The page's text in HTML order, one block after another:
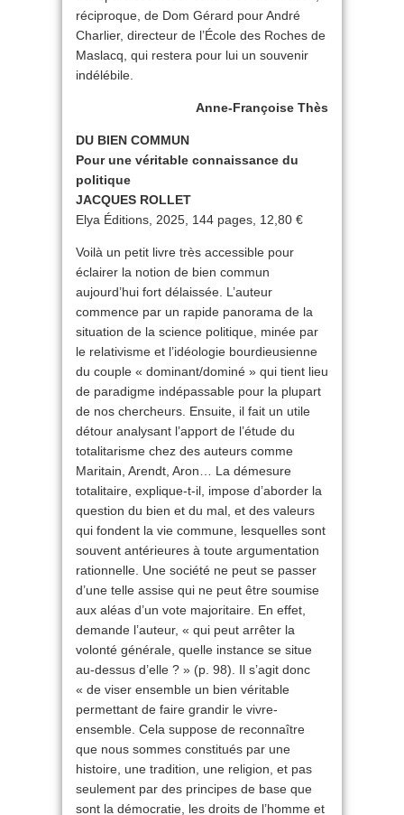
réciproque, de Dom Gérard pour André
Charlier, directeur de l’École des Roches de
Maslacq, qui restera pour lui un souvenir
indélébile.
Anne-Françoise Thès
DU BIEN COMMUN
Pour une véritable connaissance du
politique
JACQUES ROLLET
Elya Éditions, 2025, 144 pages, 12,80 €
Voilà un petit livre très accessible pour
éclairer la notion de bien commun
aujourd’hui fort délaissée. L’auteur
commence par un rapide panorama de la
situation de la science politique, minée par
le relativisme et l’idéologie bourdieusienne
du couple « dominant/dominé » qui tient lieu
de paradigme indépassable pour la plupart
de nos chercheurs. Ensuite, il fait un utile
détour analysant l’apport de l’étude du
totalitarisme chez des auteurs comme
Maritain, Arendt, Aron… La démesure
totalitaire, explique-t-il, impose d’aborder la
question du bien et du mal, et des valeurs
qui fondent la vie commune, lesquelles sont
souvent antérieures à toute argumentation
rationnelle. Une société ne peut se passer
d’une telle assise qui ne peut être soumise
aux aléas d’un vote majoritaire. En effet,
demande l’auteur, « qui peut arrêter la
volonté générale, quelle instance se situe
au-dessus d’elle ? » (p. 98). Il s’agit donc
« de viser ensemble un bien véritable
permettant de faire grandir le vivre-
ensemble. Cela suppose de reconnaître
que nous sommes constitués par une
histoire, une tradition, une religion, et pas
seulement par des principes de base que
sont la démocratie, les droits de l’homme et